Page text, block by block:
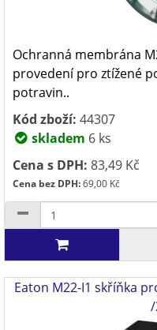
Ochranná membrána
provedení pro ztížené
potravin..
Kód zboží: 44307
skladem 6 ks
Cena s DPH: 83,49 Kč
Cena bez DPH:69,00 Kč
Eaton M22-I1 skříňka